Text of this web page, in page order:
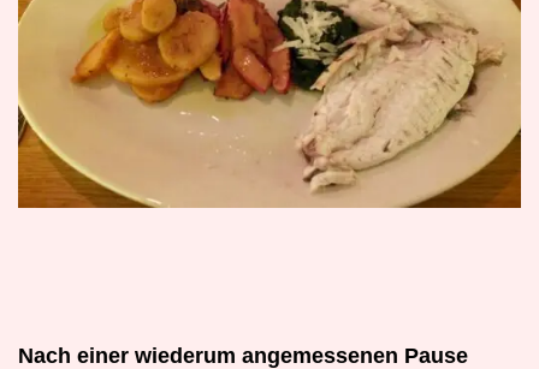
Nach einer wiederum angemessenen Pause